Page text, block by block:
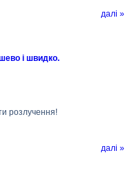
далі »
і швидко.
розлучення!
далі »